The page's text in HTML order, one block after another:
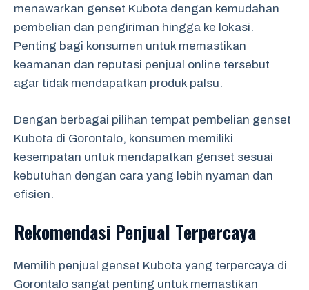
menawarkan genset Kubota dengan kemudahan
pembelian dan pengiriman hingga ke lokasi.
Penting bagi konsumen untuk memastikan
keamanan dan reputasi penjual online tersebut
agar tidak mendapatkan produk palsu.
Dengan berbagai pilihan tempat pembelian genset
Kubota di Gorontalo, konsumen memiliki
kesempatan untuk mendapatkan genset sesuai
kebutuhan dengan cara yang lebih nyaman dan
efisien.
Rekomendasi Penjual Terpercaya
Memilih penjual genset Kubota yang terpercaya di
Gorontalo sangat penting untuk memastikan